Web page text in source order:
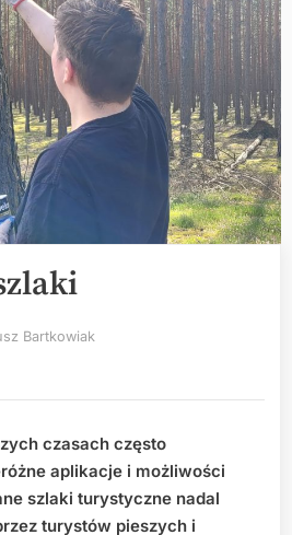
Bartkowiak
czasach często
aplikacje i możliwości
szlaki turystyczne nadal
turystów pieszych i